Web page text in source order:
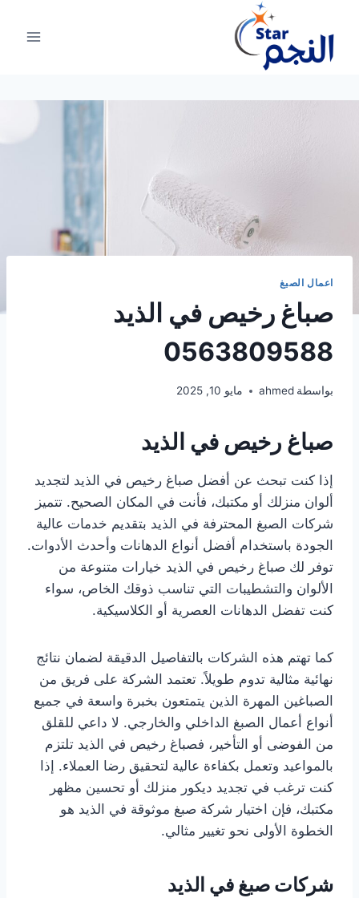
المحتوى
اعمال الصبغ
صباغ رخيص في الذيد
0563809588
بواسطة ahmed مايو 10, 2025
صباغ رخيص في الذيد
إذا كنت تبحث عن أفضل صباغ رخيص في الذيد لتجديد
ألوان منزلك أو مكتبك، فأنت في المكان الصحيح. تتميز
شركات الصبغ المحترفة في الذيد بتقديم خدمات عالية
الجودة باستخدام أفضل أنواع الدهانات وأحدث الأدوات.
توفر لك صباغ رخيص في الذيد خيارات متنوعة من
الألوان والتشطيبات التي تناسب ذوقك الخاص، سواء
كنت تفضل الدهانات العصرية أو الكلاسيكية.
كما تهتم هذه الشركات بالتفاصيل الدقيقة لضمان نتائج
نهائية مثالية تدوم طويلاً. تعتمد الشركة على فريق من
الصباغين المهرة الذين يتمتعون بخبرة واسعة في جميع
أنواع أعمال الصبغ الداخلي والخارجي. لا داعي للقلق
من الفوضى أو التأخير، فصباغ رخيص في الذيد تلتزم
بالمواعيد وتعمل بكفاءة عالية لتحقيق رضا العملاء. إذا
كنت ترغب في تجديد ديكور منزلك أو تحسين مظهر
مكتبك، فإن اختيار شركة صبغ موثوقة في الذيد هو
الخطوة الأولى نحو تغيير مثالي.
شركات صبغ في الذيد